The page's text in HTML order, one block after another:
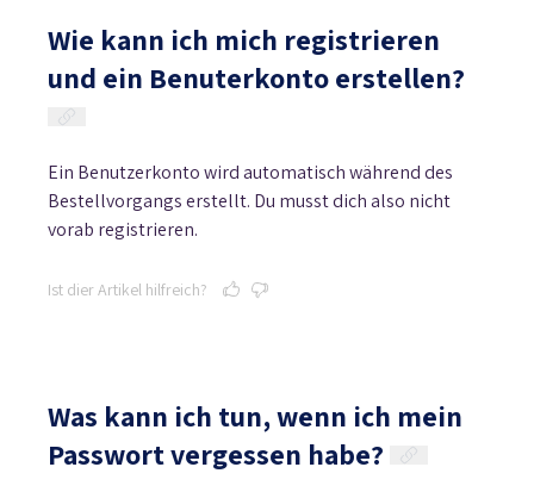
Wie kann ich mich registrieren
und ein Benuterkonto erstellen?
Ein Benutzerkonto wird automatisch während des
Bestellvorgangs erstellt. Du musst dich also nicht
vorab registrieren.
Ist dier Artikel hilfreich?
Was kann ich tun, wenn ich mein
Passwort vergessen habe?